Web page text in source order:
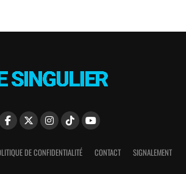
DE CONFIDENTIALITÉ CONTACT SIGNALEMENT